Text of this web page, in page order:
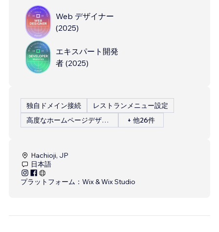
Web デザイナー
(2025)
エキスパート開発
者 (2025)
独自ドメイン接続
レストランメニュー設定
高度なホームページデザイン
+ 他26件
Hachioji, JP
日本語
プラットフォーム： Wix & Wix Studio